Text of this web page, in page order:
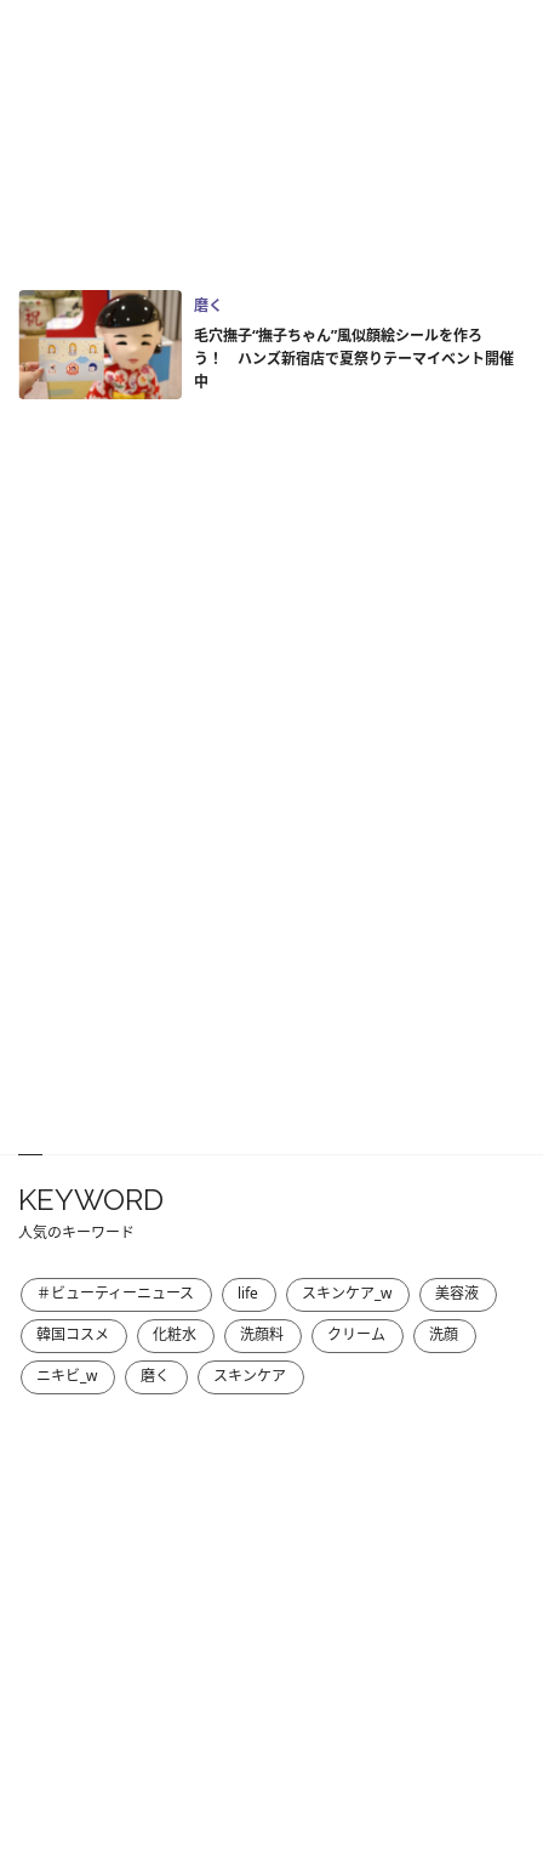
磨く
毛穴撫子“撫子ちゃん”風似顔絵シールを作ろ
う！ ハンズ新宿店で夏祭りテーマイベント開催
中
KEYWORD
人気のキーワード
＃ビューティーニュース life スキンケア_w
美容液
韓国コスメ
化粧水 洗顔料 クリーム
洗顔
ニキビ_w
磨く スキンケア